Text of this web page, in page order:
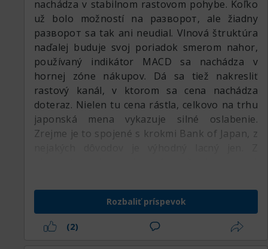
nachádza v stabilnom rastovom pohybe. Koľko
už bolo možností na разворот, ale žiadny
разворот sa tak ani neudial. Vlnová štruktúra
naďalej buduje svoj poriadok smerom nahor,
používaný indikátor MACD sa nachádza v
hornej zóne nákupov. Dá sa tiež nakresliť
rastový kanál, v ktorom sa cena nachádza
doteraz. Nielen tu cena rástla, celkovo na trhu
japonská mena vykazuje silné oslabenie.
Zrejme je to spojené s krokmi Bank of Japan, z
časť rozpočtu na špekuláciách. No jasné,
nemajú zdroje, aby ich ťažili a predávali na
všetky strany. Musia namáhať mozgy, vyrábať
kvalitné produkty a získavať prostriedky pre
Rozbaliť príspevok
(2)